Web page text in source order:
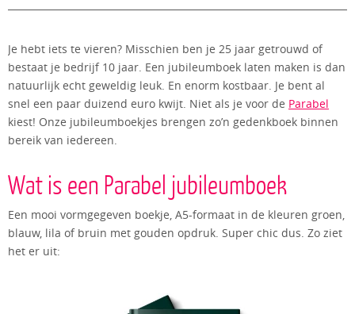
Je hebt iets te vieren? Misschien ben je 25 jaar getrouwd of
bestaat je bedrijf 10 jaar. Een jubileumboek laten maken is dan
natuurlijk echt geweldig leuk. En enorm kostbaar. Je bent al
snel een paar duizend euro kwijt. Niet als je voor de Parabel
kiest! Onze jubileumboekjes brengen zo’n gedenkboek binnen
bereik van iedereen.
Wat is een Parabel jubileumboek
Een mooi vormgegeven boekje, A5-formaat in de kleuren groen,
blauw, lila of bruin met gouden opdruk. Super chic dus. Zo ziet
het er uit: